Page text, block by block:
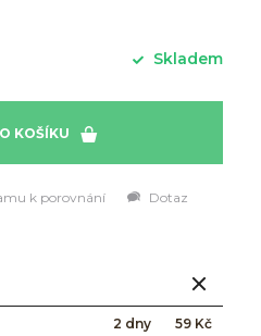
Skladem
KOŠÍKU
k porovnání
Dotaz
2 dny 59 Kč